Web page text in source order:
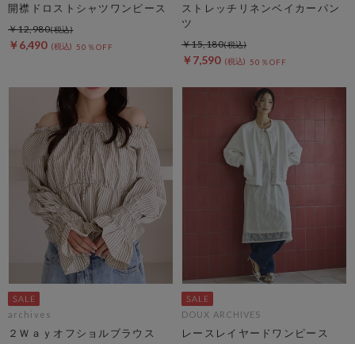
開襟ドロストシャツワンピース
￥6,490 50％OFF
￥12,980
ストレッチリネンベイカーパン
ツ
￥7,590 50％OFF
￥15,180
archives
２Ｗａｙオフショルブラウス
DOUX ARCHIVES
レースレイヤードワンピース